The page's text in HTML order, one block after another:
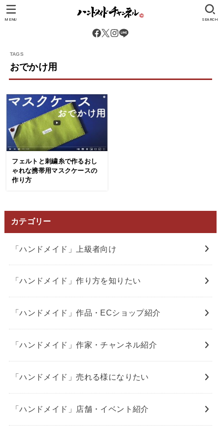
SEARCH
MENU
おでかけ用
フェルトと刺繍糸で作るおし
ゃれな携帯用マスクケースの
作り方
カテゴリー
「ハンドメイド」上級者向け
「ハンドメイド」作り方を知りたい
「ハンドメイド」作品・ECショップ紹介
「ハンドメイド」作家・チャンネル紹介
「ハンドメイド」売れる様になりたい
「ハンドメイド」店舗・イベント紹介